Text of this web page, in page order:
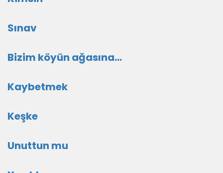
Sınav
Bizim köyün ağasına...
Kaybetmek
Keşke
Unuttun mu